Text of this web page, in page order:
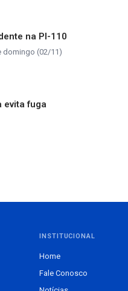
na PI-110
domingo (02/11)
evita fuga
INSTITUCIONAL
Home
Fale Conosco